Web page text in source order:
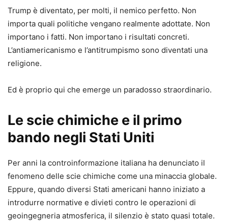
Trump è diventato, per molti, il nemico perfetto. Non
importa quali politiche vengano realmente adottate. Non
importano i fatti. Non importano i risultati concreti.
L’antiamericanismo e l’antitrumpismo sono diventati una
religione.
Ed è proprio qui che emerge un paradosso straordinario.
Le scie chimiche e il primo
bando negli Stati Uniti
Per anni la controinformazione italiana ha denunciato il
fenomeno delle scie chimiche come una minaccia globale.
Eppure, quando diversi Stati americani hanno iniziato a
introdurre normative e divieti contro le operazioni di
geoingegneria atmosferica, il silenzio è stato quasi totale.